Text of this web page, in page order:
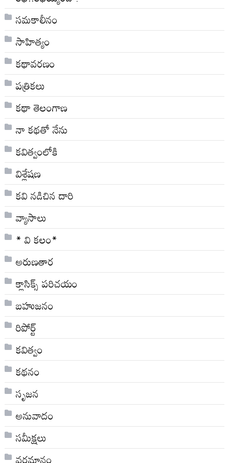
సమకాలీనం
సాహిత్యం
కథావరణం
పత్రికలు
కథా తెలంగాణ
నా క‌థ‌తో నేను
కవిత్వంలోకి
విశ్లేషణ
కవి నడిచిన దారి
వ్యాసాలు
* వి క‌లం*
అరుణతార
క్లాసిక్స్ ప‌రిచ‌యం
బహుజనం
రిపోర్ట్
కవిత్వం
కథనం
సృజన
అనువాదం
సమీక్షలు